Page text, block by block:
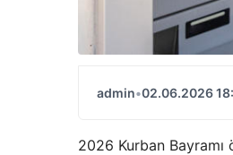
admin•02.06.2026
2026 Kurban Bayramı